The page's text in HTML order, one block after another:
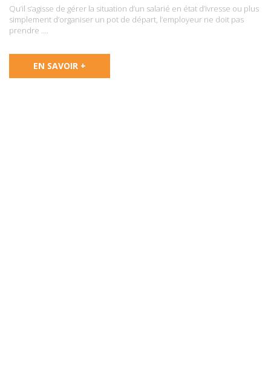
Qu’il s’agisse de gérer la situation d’un salarié en état d’ivresse ou plus
simplement d’organiser un pot de départ, l’employeur ne doit pas
prendre ….
EN SAVOIR +